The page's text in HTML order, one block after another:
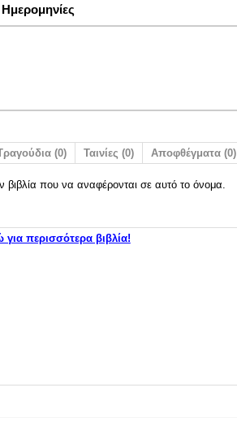
(0) Ταινίες (0) Αποφθέγματα (0)
βιβλία που να αναφέρονται σε αυτό το όνομα.
για περισσότερα βιβλία!